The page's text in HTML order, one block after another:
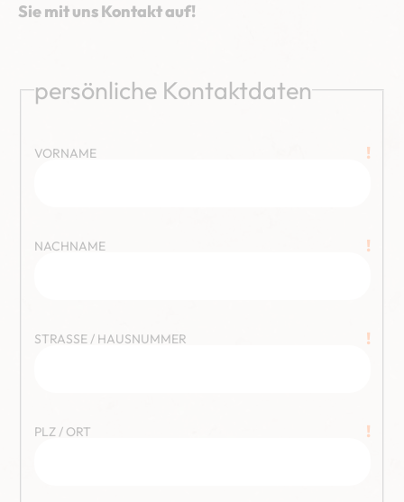
Sie mit uns Kontakt auf!
persönliche Kontaktdaten
!
VORNAME
!
NACHNAME
!
STRASSE / HAUSNUMMER
!
PLZ / ORT